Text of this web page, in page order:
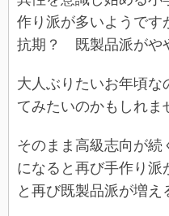
作り派が多いようです
抗期？ 既製品派がや
大人ぶりたいお年頃な
てみたいのかもしれま
そのまま高級志向が続
になると再び手作り派
と再び既製品派が増